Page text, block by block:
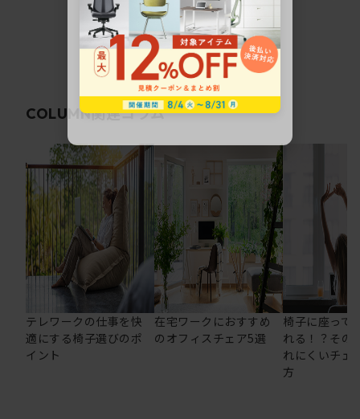
COLUMN関連コラム
テレワークの仕事を快
適にする椅子選びのポ
イント
在宅ワークにおすすめ
のオフィスチェア5選
椅子に座って
れる！？その
れにくいチェ
方